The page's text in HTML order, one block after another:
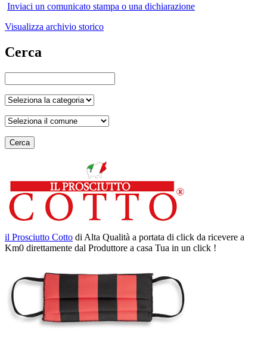
Inviaci un comunicato stampa o una dichiarazione
Visualizza archivio storico
Cerca
Cerca
il Prosciutto Cotto di Alta Qualità a portata di click da ricevere a
Km0 direttamente dal Produttore a casa Tua in un click !